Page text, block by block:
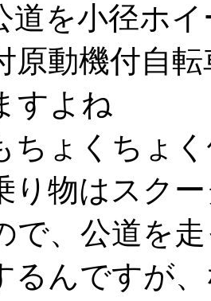
道を小径ホ
原動機付自
すよね
ちょくちょ
り物はスク
で、公道を
るんですが